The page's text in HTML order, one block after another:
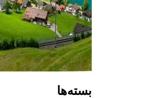
بسته‌ها